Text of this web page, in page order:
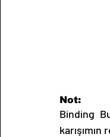
Not:
Binding